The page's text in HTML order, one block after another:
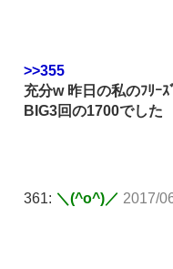
>>355
充分w 昨日の私のﾌﾘｰ
BIG3回の1700でした
361: ＼(^o^)／ 2017/